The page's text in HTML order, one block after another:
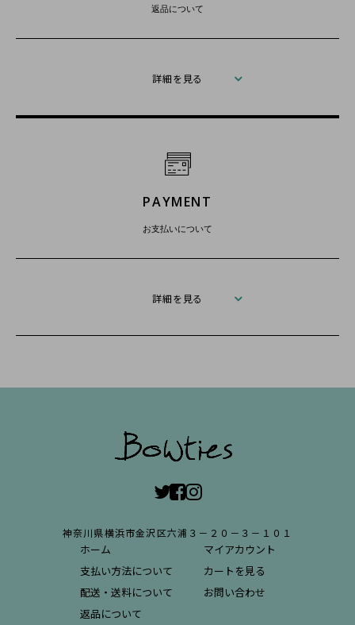
返品について
詳細を見る
PAYMENT
お支払いについて
詳細を見る
神奈川県横浜市金沢区六浦３－２０－３－１０１
ホーム
支払い方法について
配送・送料について
返品について
マイアカウント
カートを見る
お問い合わせ